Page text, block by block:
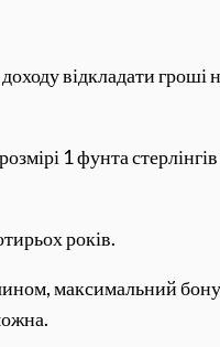
відкладати гроші
1 фунта стерлінгів
років.
максимальний